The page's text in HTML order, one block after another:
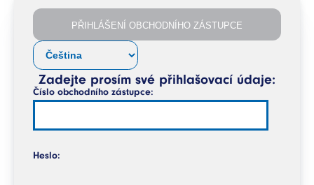
PŘIHLÁŠENÍ OBCHODNÍHO ZÁSTUPCE
Zadejte prosím své přihlašovací údaje:
Číslo obchodního zástupce:
Heslo: